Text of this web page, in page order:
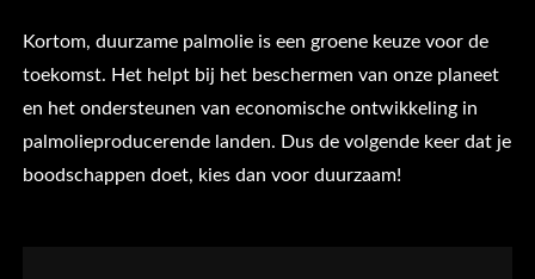
Kortom, duurzame palmolie is een groene keuze voor de
toekomst. Het helpt bij het beschermen van onze planeet
en het ondersteunen van economische ontwikkeling in
palmolieproducerende landen. Dus de volgende keer dat je
boodschappen doet, kies dan voor duurzaam!